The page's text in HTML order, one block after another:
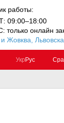
работы:
09:00–18:00
только онлайн
Жовква,
Укр Рус